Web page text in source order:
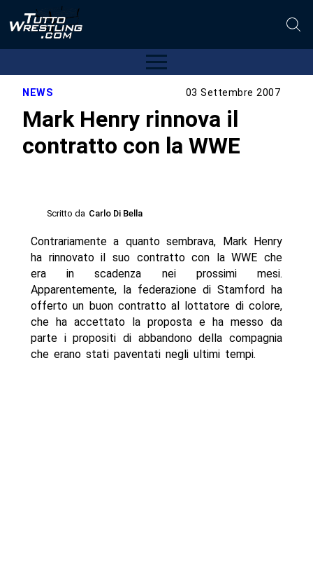
NEWS 03 Settembre 2007
Mark Henry rinnova il
contratto con la WWE
Scritto da Carlo Di Bella
Contrariamente a quanto sembrava, Mark Henry
ha rinnovato il suo contratto con la WWE che
era in scadenza nei prossimi mesi.
Apparentemente, la federazione di Stamford ha
offerto un buon contratto al lottatore di colore,
che ha accettato la proposta e ha messo da
parte i propositi di abbandono della compagnia
che erano stati paventati negli ultimi tempi.